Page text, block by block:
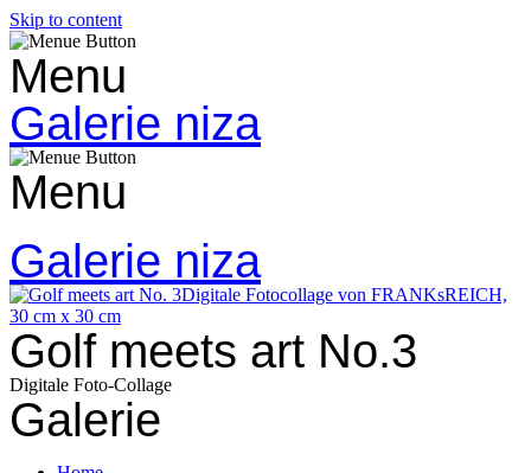
Skip to content
Menu
Galerie niza
Menu
Galerie niza
Golf meets art No.3
Digitale Foto-Collage
Galerie